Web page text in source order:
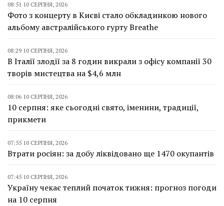
08:51 10 СЕРПНЯ, 2026
Фото з концерту в Києві стало обкладинкою нового
альбому австралійського гурту Breathe
08:29 10 СЕРПНЯ, 2026
В Італії злодії за 8 годин викрали з офісу компанії 30
творів мистецтва на $4,6 млн
08:06 10 СЕРПНЯ, 2026
10 серпня: яке сьогодні свято, іменини, традиції,
прикмети
07:55 10 СЕРПНЯ, 2026
Втрати росіян: за добу ліквідовано ще 1470 окупантів
07:45 10 СЕРПНЯ, 2026
Україну чекає теплий початок тижня: прогноз погоди
на 10 серпня